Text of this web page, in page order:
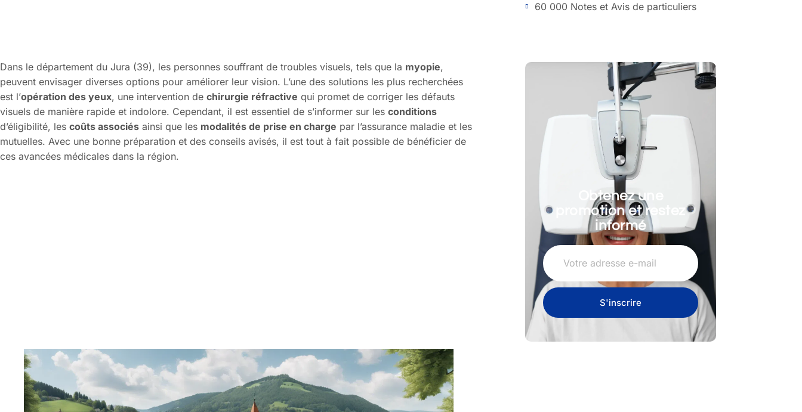
Dans le département du Jura (39), les personnes souffrant de troubles visuels, tels que la myopie,
peuvent envisager diverses options pour améliorer leur vision. L’une des solutions les plus recherchées
est l’opération des yeux, une intervention de chirurgie réfractive qui promet de corriger les défauts
visuels de manière rapide et indolore. Cependant, il est essentiel de s’informer sur les conditions
d’éligibilité, les coûts associés ainsi que les modalités de prise en charge par l’assurance maladie et les
mutuelles. Avec une bonne préparation et des conseils avisés, il est tout à fait possible de bénéficier de
ces avancées médicales dans la région.
60 000 Notes et Avis de particuliers
Obtenez une
promotion et restez
informé
S'inscrire